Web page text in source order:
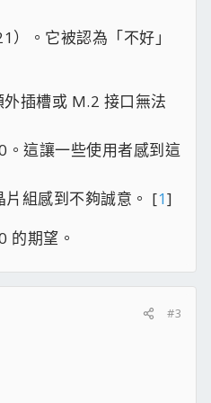
。它被認為「不好」
插槽或 M.2 接口無法
這讓一些使用者感到這
組感到不夠誠意。 [1]
的期望。
#3